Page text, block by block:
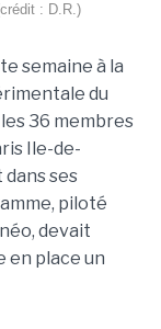
: D.R.)
semaine à la
du
36 membres
Ile-de-
ses
piloté
devait
en place un